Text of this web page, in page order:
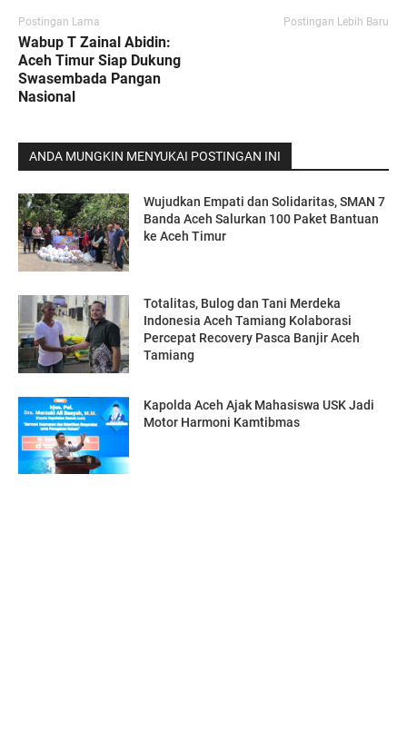
Postingan Lama
Wabup T Zainal Abidin:
Aceh Timur Siap Dukung
Swasembada Pangan
Nasional
Postingan Lebih Baru
ANDA MUNGKIN MENYUKAI POSTINGAN INI
Wujudkan Empati dan Solidaritas, SMAN 7
Banda Aceh Salurkan 100 Paket Bantuan
ke Aceh Timur
Totalitas, Bulog dan Tani Merdeka
Indonesia Aceh Tamiang Kolaborasi
Percepat Recovery Pasca Banjir Aceh
Tamiang
Kapolda Aceh Ajak Mahasiswa USK Jadi
Motor Harmoni Kamtibmas